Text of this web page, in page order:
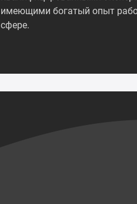
имеющими богатый опыт
сфере.